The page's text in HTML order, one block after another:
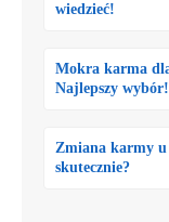
wiedzieć!
Mokra karma
Najlepszy wybór!
Zmiana karmy u
skutecznie?